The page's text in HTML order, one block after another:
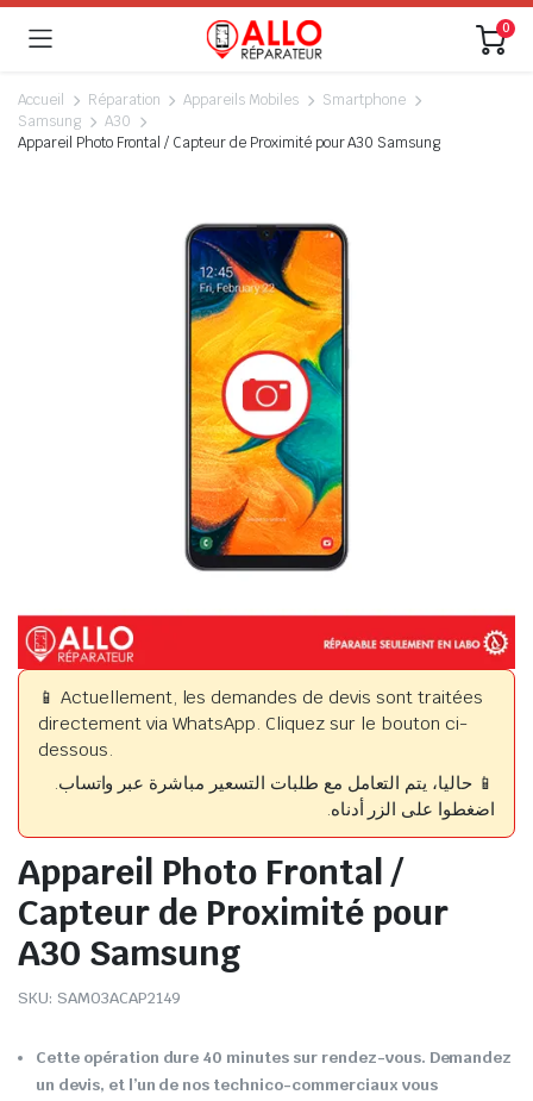
0
Accueil Réparation Appareils Mobiles
Smartphone
Samsung
A30
Appareil Photo Frontal / Capteur de Proximité pour A30 Samsung
📱 Actuellement, les demandes de devis sont traitées
directement via WhatsApp. Cliquez sur le bouton ci-
dessous.
📱 حاليا، يتم التعامل مع طلبات التسعير مباشرة عبر واتساب.
اضغطوا على الزر أدناه.
Appareil Photo Frontal /
Capteur de Proximité pour
A30 Samsung
SKU: SAM03ACAP2149
Cette opération dure 40 minutes sur rendez-vous. Demandez
un devis, et l’un de nos technico-commerciaux vous